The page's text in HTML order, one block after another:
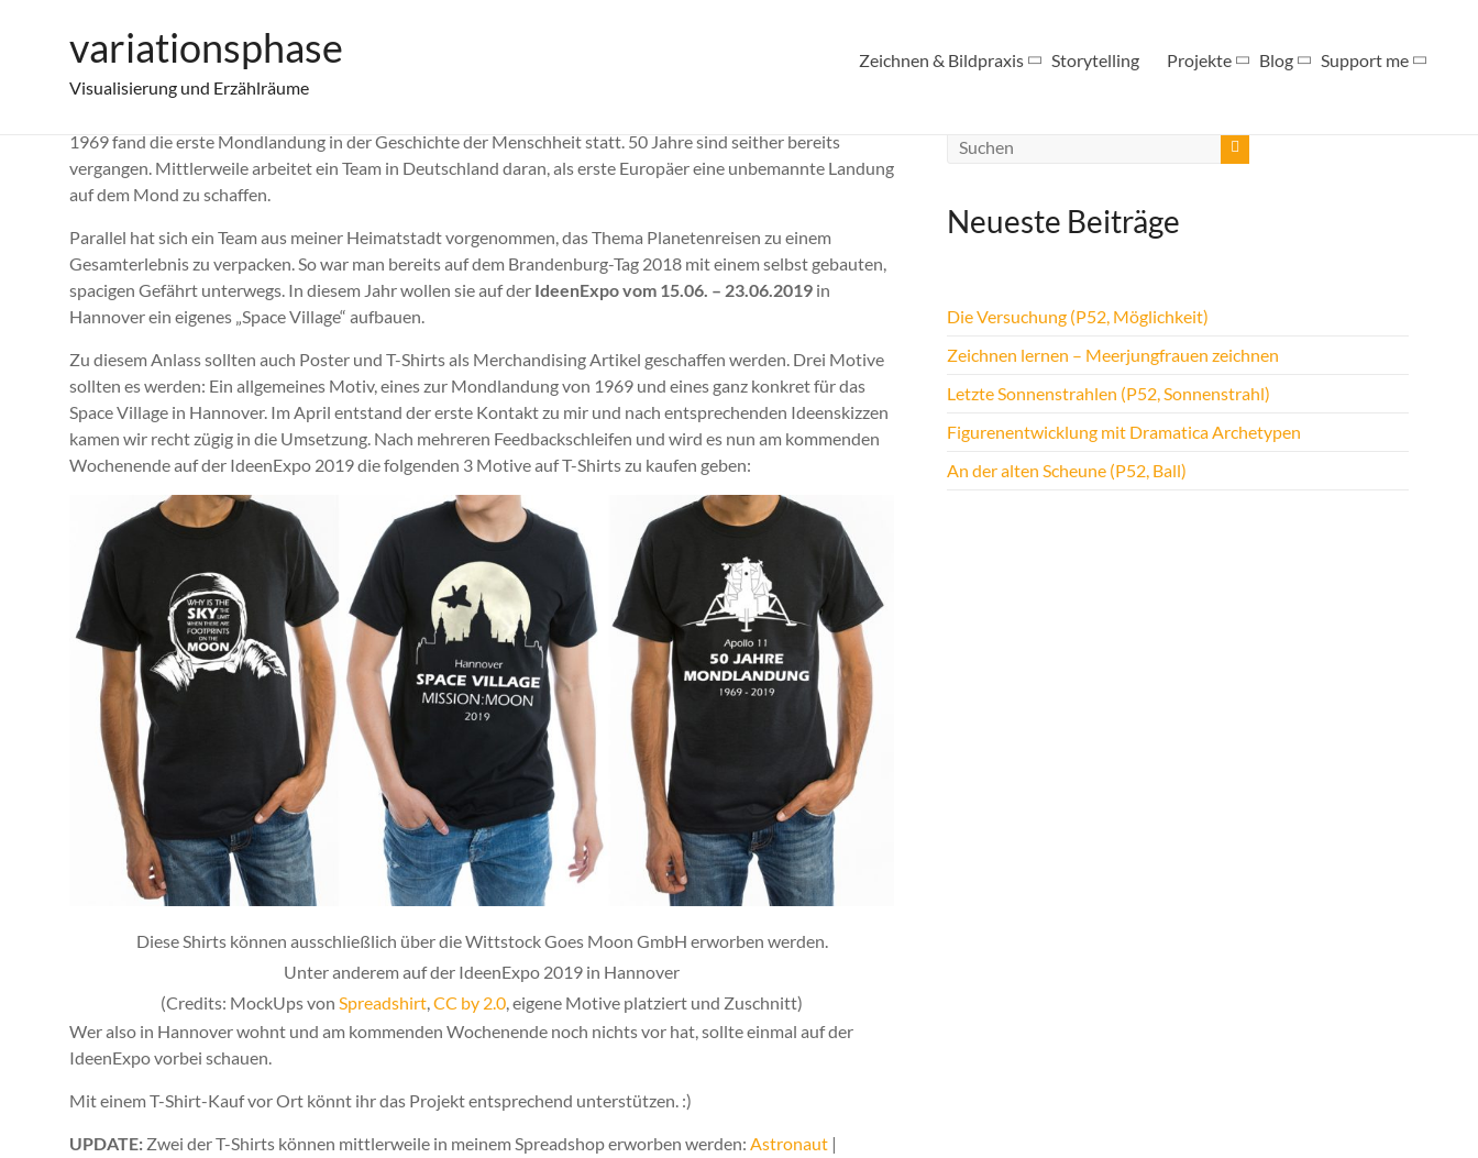
variationsphase
Visualisierung und Erzählräume
Zeichnen & Bildpraxis Storytelling Projekte Blog Support me
Space Village auf der IdeenExpo 2019
1969 fand die erste Mondlandung in der Geschichte der Menschheit statt. 50 Jahre sind seither bereits
vergangen. Mittlerweile arbeitet ein Team in Deutschland daran, als erste Europäer eine unbemannte Landung
auf dem Mond zu schaffen.
Parallel hat sich ein Team aus meiner Heimatstadt vorgenommen, das Thema Planetenreisen zu einem
Gesamterlebnis zu verpacken. So war man bereits auf dem Brandenburg-Tag 2018 mit einem selbst gebauten,
spacigen Gefährt unterwegs. In diesem Jahr wollen sie auf der IdeenExpo vom 15.06. – 23.06.2019 in
Hannover ein eigenes „Space Village“ aufbauen.
Zu diesem Anlass sollten auch Poster und T-Shirts als Merchandising Artikel geschaffen werden. Drei Motive
sollten es werden: Ein allgemeines Motiv, eines zur Mondlandung von 1969 und eines ganz konkret für das
Space Village in Hannover. Im April entstand der erste Kontakt zu mir und nach entsprechenden Ideenskizzen
kamen wir recht zügig in die Umsetzung. Nach mehreren Feedbackschleifen und wird es nun am kommenden
Wochenende auf der IdeenExpo 2019 die folgenden 3 Motive auf T-Shirts zu kaufen geben:
Diese Shirts können ausschließlich über die Wittstock Goes Moon GmbH erworben werden.
Unter anderem auf der IdeenExpo 2019 in Hannover
(Credits: MockUps von Spreadshirt,CC by 2.0, eigene Motive platziert und Zuschnitt)
Wer also in Hannover wohnt und am kommenden Wochenende noch nichts vor hat, sollte einmal auf der
IdeenExpo vorbei schauen.
Mit einem T-Shirt-Kauf vor Ort könnt ihr das Projekt entsprechend unterstützen. :)
UPDATE: Zwei der T-Shirts können mittlerweile in meinem Spreadshop erworben werden: Astronaut |
Neueste Beiträge
Die Versuchung (P52, Möglichkeit)
Zeichnen lernen – Meerjungfrauen zeichnen
Letzte Sonnenstrahlen (P52, Sonnenstrahl)
Figurenentwicklung mit Dramatica Archetypen
An der alten Scheune (P52, Ball)